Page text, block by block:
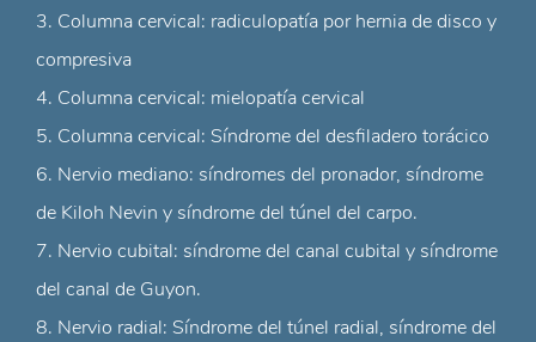
3. Columna cervical: radiculopatía por hernia de disco y
compresiva
4. Columna cervical: mielopatía cervical
5. Columna cervical: Síndrome del desfiladero torácico
6. Nervio mediano: síndromes del pronador, síndrome
de Kiloh Nevin y síndrome del túnel del carpo.
7. Nervio cubital: síndrome del canal cubital y síndrome
del canal de Guyon.
8. Nervio radial: Síndrome del túnel radial, síndrome del